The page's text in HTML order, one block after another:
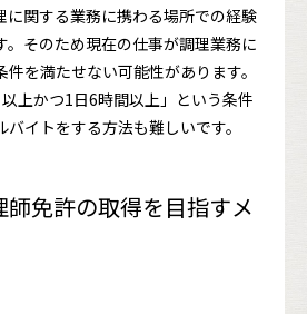
に関する業務に携わる場所での経験
。そのため現在の仕事が調理業務に
を満たせない可能性があります。
上かつ1日6時間以上」という条件
イトをする方法も難しいです。
免許の取得を目指すメ